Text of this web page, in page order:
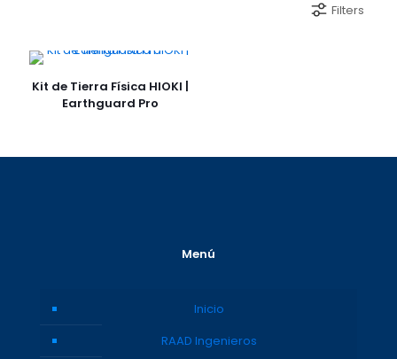
Filters
Kit de Tierra Física HIOKI |
Earthguard Pro
Menú
Inicio
RAAD Ingenieros